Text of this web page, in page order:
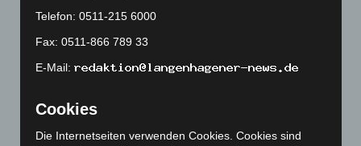
Juli 2023(118)
Juni 2023(142)
Mai 2023(139)
März 2023(174)
Februar 2023(154)
Telefon: 0511-215 6000
Fax: 0511-866 789 33
E-Mail:
Cookies
Die Internetseiten verwenden Cookies. Cookies sind